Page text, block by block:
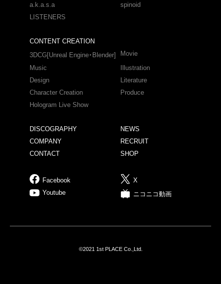
a.k.a.s.a
spinoid
LISTENERS
CONTENT CREATION
3DCG[Unreal Engine・Blender]
Movie
Music
Illustration
Design
Literature
Character Creation
Produce
Hologram Live Show
DISCOGRAPHY
NEWS
COMPANY
RECRUIT
CONTACT
SHOP
Facebook
X
Youtube
ニコニコ動画
©2021 1st PLACE Co.,Ltd.